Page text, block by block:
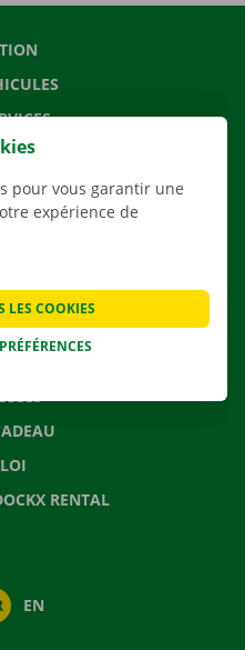
NOUS
RENTAL
EN
pour vous garantir une
expérience de
LES COOKIES